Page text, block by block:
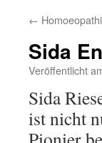
←
Sida
Veröffentlicht
Sida
ist nicht